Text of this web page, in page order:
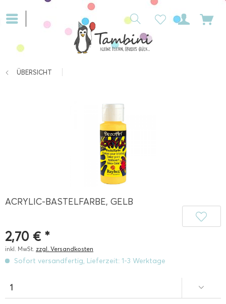
ÜBERSICHT
ACRYLIC-BASTELFARBE, GELB
2,70 € *
inkl. MwSt. zzgl. Versandkosten
Sofort versandfertig, Lieferzeit: 1-3 Werktage